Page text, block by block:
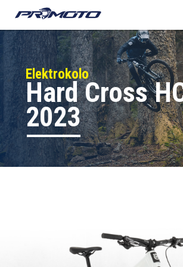
Elektrokolo
Hard Cross
2023